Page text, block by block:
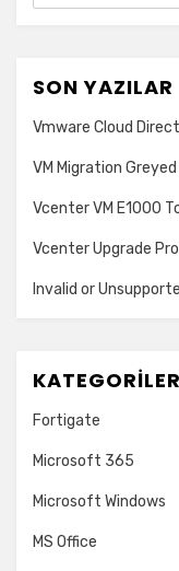
SON YAZILAR
Vmware Cloud
VM Migration
Vcenter VM E1000
Vcenter Upgrade
Invalid or
KATEGORILER
Fortigate
Microsoft 365
Microsoft Windows
MS Office